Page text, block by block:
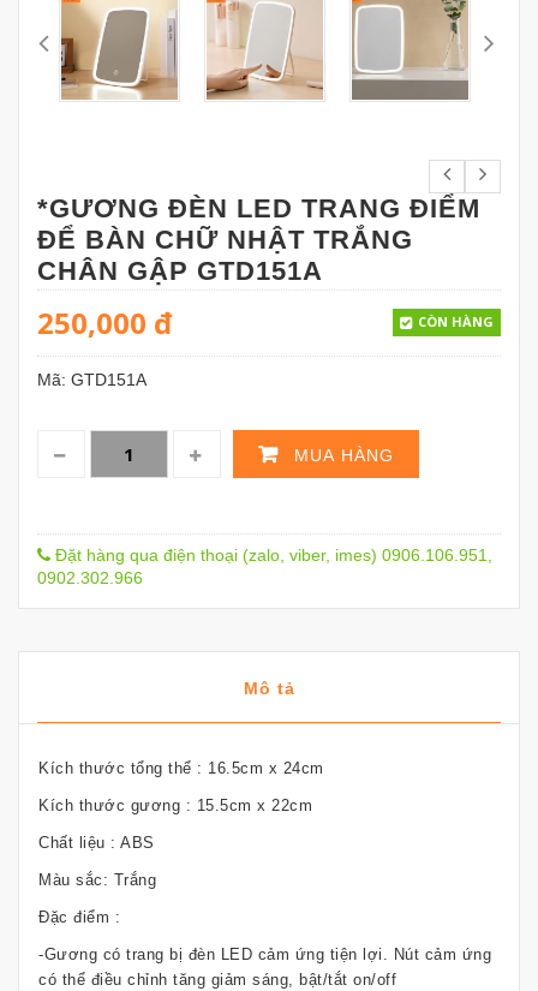
*GƯƠNG ĐÈN LED TRANG ĐIỂM
ĐỂ BÀN CHỮ NHẬT TRẮNG
CHÂN GẬP GTD151A
250,000 đ CÒN HÀNG
Mã: GTD151A
MUA HÀNG
Đặt hàng qua điện thoại (zalo, viber, imes) 0906.106.951,
0902.302.966
Mô tả
Kích thước tổng thể : 16.5cm x 24cm
Kích thước gương : 15.5cm x 22cm
Chất liệu : ABS
Màu sắc: Trắng
Đặc điểm :
-Gương có trang bị đèn LED cảm ứng tiện lợi. Nút cảm ứng
có thể điều chỉnh tăng giảm sáng, bật/tắt on/off